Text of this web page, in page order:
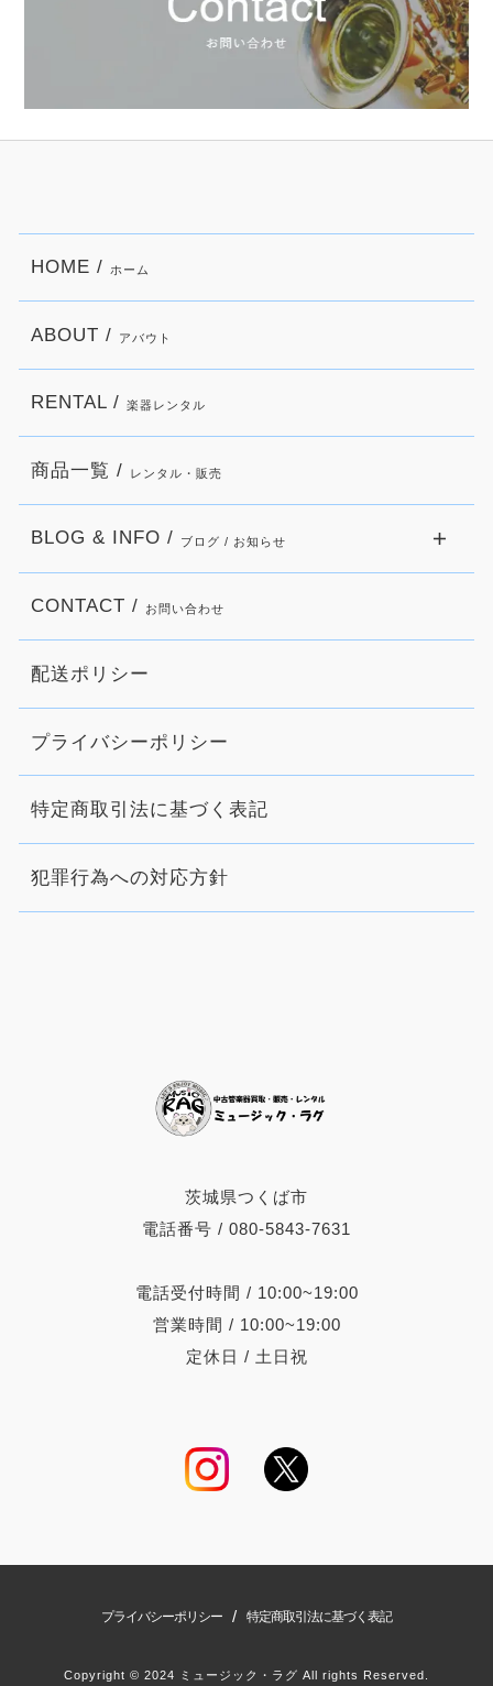
茨城県つくば市
電話番号 / 080-5843-7631
電話受付時間 / 10:00~19:00
営業時間 / 10:00~19:00
定休日 / 土日祝
HOME / ホーム
ABOUT / アバウト
RENTAL / 楽器レンタル
商品一覧 / レンタル・販売
BLOG & INFO / ブログ / お知らせ
CONTACT / お問い合わせ
配送ポリシー
プライバシーポリシー
特定商取引法に基づく表記
犯罪行為への対応方針
プライバシーポリシー / 特定商取引法に基づく表記
Copyright © 2024 ミュージック・ラグ All rights Reserved.